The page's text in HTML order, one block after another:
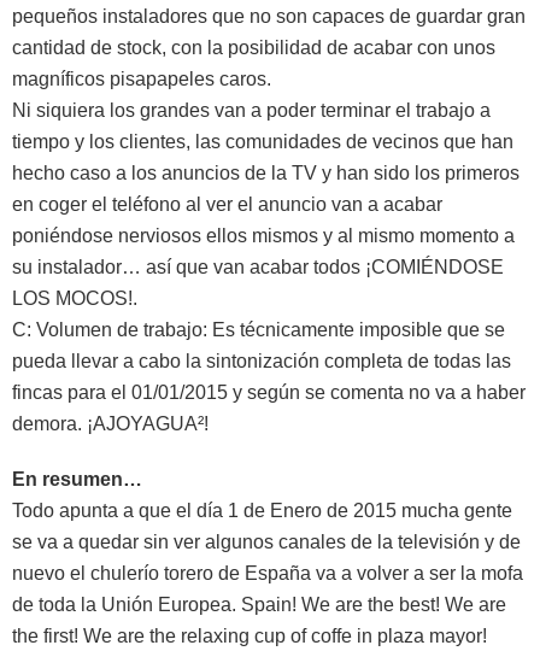
pequeños instaladores que no son capaces de guardar gran
cantidad de stock, con la posibilidad de acabar con unos
magníficos pisapapeles caros.
Ni siquiera los grandes van a poder terminar el trabajo a
tiempo y los clientes, las comunidades de vecinos que han
hecho caso a los anuncios de la TV y han sido los primeros
en coger el teléfono al ver el anuncio van a acabar
poniéndose nerviosos ellos mismos y al mismo momento a
su instalador… así que van acabar todos ¡COMIÉNDOSE
LOS MOCOS!.
C: Volumen de trabajo: Es técnicamente imposible que se
pueda llevar a cabo la sintonización completa de todas las
fincas para el 01/01/2015 y según se comenta no va a haber
demora. ¡AJOYAGUA²!
En resumen…
Todo apunta a que el día 1 de Enero de 2015 mucha gente
se va a quedar sin ver algunos canales de la televisión y de
nuevo el chulerío torero de España va a volver a ser la mofa
de toda la Unión Europea. Spain! We are the best! We are
the first! We are the relaxing cup of coffe in plaza mayor!